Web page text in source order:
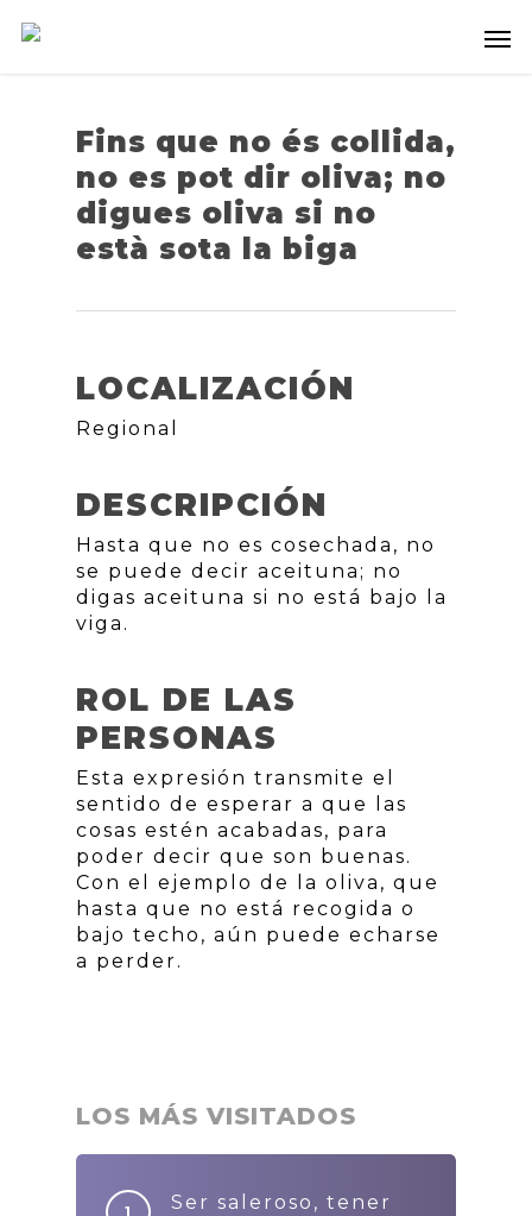
Fins que no és collida,
no es pot dir oliva; no
digues oliva si no
està sota la biga
LOCALIZACIÓN
Regional
DESCRIPCIÓN
Hasta que no es cosechada, no
se puede decir aceituna; no
digas aceituna si no está bajo la
viga.
ROL DE LAS
PERSONAS
Esta expresión transmite el
sentido de esperar a que las
cosas estén acabadas, para
poder decir que son buenas.
Con el ejemplo de la oliva, que
hasta que no está recogida o
bajo techo, aún puede echarse
a perder.
LOS MÁS VISITADOS
Ser saleroso, tener